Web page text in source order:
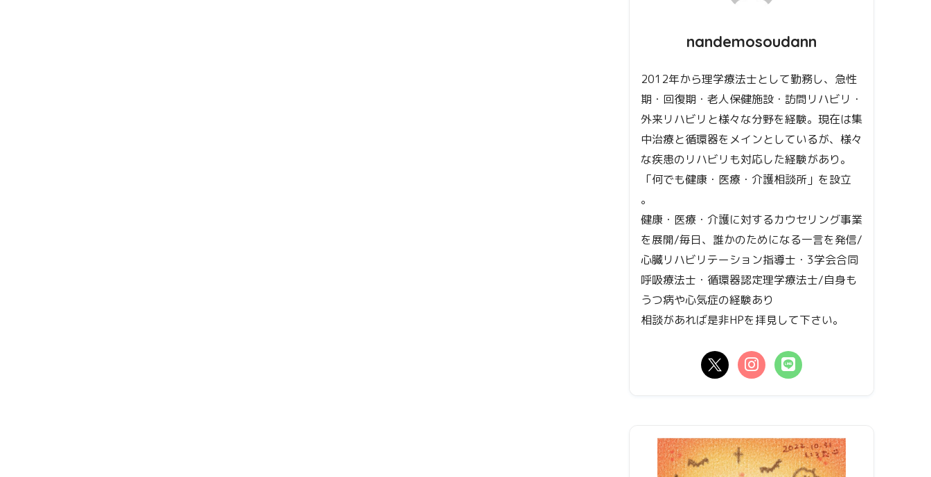
nandemosoudann
2012年から理学療法士として勤務し、急性
期・回復期・老人保健施設・訪問リハビリ・
外来リハビリと様々な分野を経験。現在は集
中治療と循環器をメインとしているが、様々
な疾患のリハビリも対応した経験があり。
「何でも健康・医療・介護相談所」を設立
。
健康・医療・介護に対するカウセリング事業
を展開/毎日、誰かのためになる一言を発信/
心臓リハビリテーション指導士・3学会合同
呼吸療法士・循環器認定理学療法士/自身も
うつ病や心気症の経験あり
相談があれば是非HPを拝見して下さい。